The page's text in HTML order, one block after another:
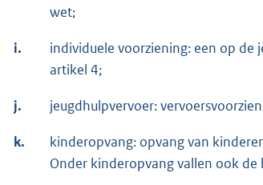
wet;
i.
individuele voorziening: een op de
artikel 4;
j. jeugdhulpvervoer:
k.
kinderopvang: opvang van
Onder kinderopvang vallen ook de